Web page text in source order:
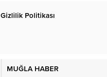
Gizlilik Politikası
MUĞLA HABER